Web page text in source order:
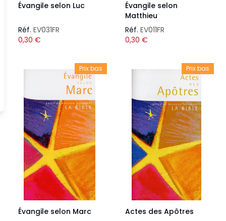
Évangile selon Luc
Réf. EV031FR
0,30 €
Évangile selon
Matthieu
Réf. EV011FR
0,30 €
Prix bas
Évangile selon Marc
Prix bas
Actes des Apôtres